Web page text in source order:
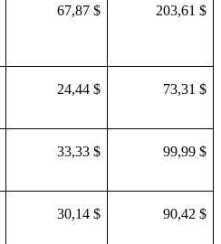
67,87 $ 203,61 $
24,44 $ 73,31 $
33,33 $ 99,99 $
30,14 $ 90,42 $